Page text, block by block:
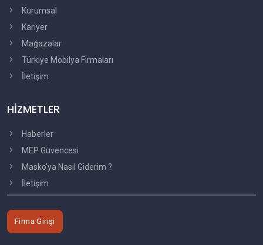
Kurumsal
Kariyer
Mağazalar
Türkiye Mobilya Firmaları
İletişim
HİZMETLER
Haberler
MEP Güvencesi
Masko'ya Nasıl Giderim ?
İletişim
Firma Girişi